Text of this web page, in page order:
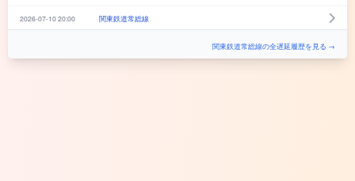
2026-07-10 20:00 関東鉄道常総線
関東鉄道常総線の全遅延履歴を見る →